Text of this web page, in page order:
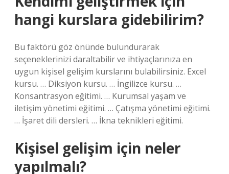
hangi kurslara gidebilirim?
Bu faktörü göz önünde bulundurarak
seçeneklerinizi daraltabilir ve ihtiyaçlarınıza en
uygun kişisel gelişim kurslarını bulabilirsiniz. Excel
kursu. … Diksiyon kursu. … İngilizce kursu. …
Konsantrasyon eğitimi. … Kurumsal yaşam ve
iletişim yönetimi eğitimi. … Çatışma yönetimi eğitimi.
… İşaret dili dersleri. … İkna teknikleri eğitimi.
Kişisel gelişim için neler
yapılmalı?